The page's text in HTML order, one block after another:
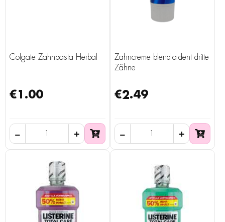
Colgate Zahnpasta Herbal
€1.00
Zahncreme blend-a-dent dritte
Zähne
€2.49